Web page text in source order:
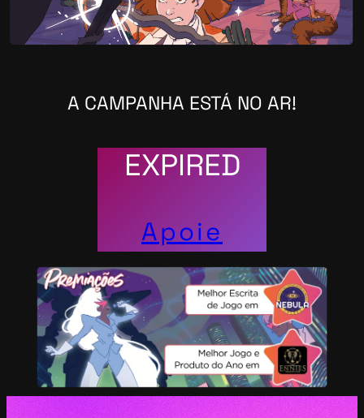
A CAMPANHA ESTÁ NO AR!
EXPIRED
Apoie